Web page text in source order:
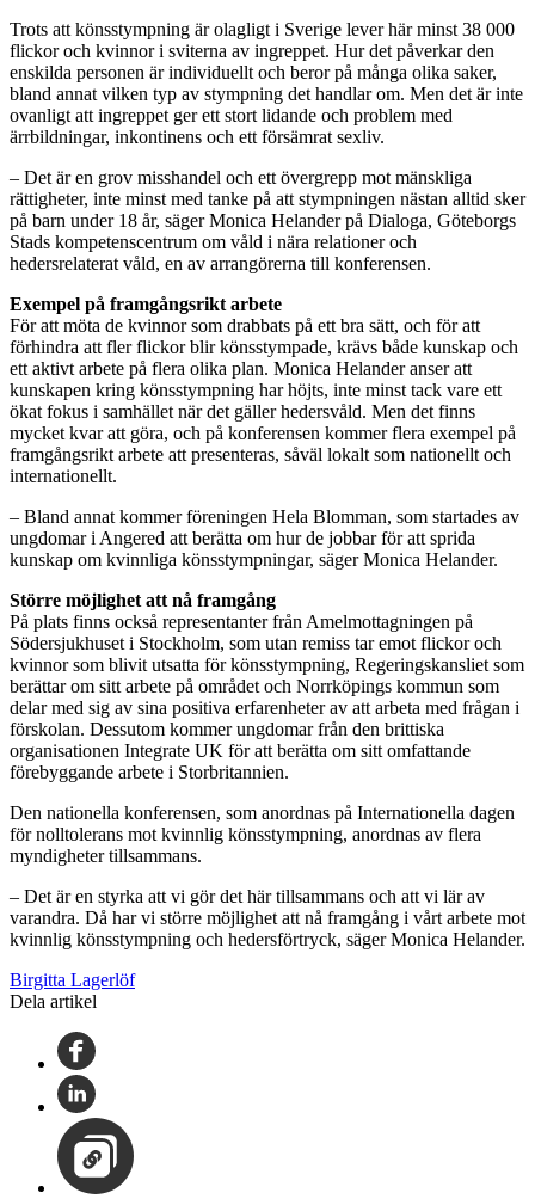
Trots att könsstympning är olagligt i Sverige lever här minst 38 000
flickor och kvinnor i sviterna av ingreppet. Hur det påverkar den
enskilda personen är individuellt och beror på många olika saker,
bland annat vilken typ av stympning det handlar om. Men det är inte
ovanligt att ingreppet ger ett stort lidande och problem med
ärrbildningar, inkontinens och ett försämrat sexliv.
– Det är en grov misshandel och ett övergrepp mot mänskliga
rättigheter, inte minst med tanke på att stympningen nästan alltid sker
på barn under 18 år, säger Monica Helander på Dialoga, Göteborgs
Stads kompetenscentrum om våld i nära relationer och
hedersrelaterat våld, en av arrangörerna till konferensen.
Exempel på framgångsrikt arbete
För att möta de kvinnor som drabbats på ett bra sätt, och för att
förhindra att fler flickor blir könsstympade, krävs både kunskap och
ett aktivt arbete på flera olika plan. Monica Helander anser att
kunskapen kring könsstympning har höjts, inte minst tack vare ett
ökat fokus i samhället när det gäller hedersvåld. Men det finns
mycket kvar att göra, och på konferensen kommer flera exempel på
framgångsrikt arbete att presenteras, såväl lokalt som nationellt och
internationellt.
– Bland annat kommer föreningen Hela Blomman, som startades av
ungdomar i Angered att berätta om hur de jobbar för att sprida
kunskap om kvinnliga könsstympningar, säger Monica Helander.
Större möjlighet att nå framgång
På plats finns också representanter från Amelmottagningen på
Södersjukhuset i Stockholm, som utan remiss tar emot flickor och
kvinnor som blivit utsatta för könsstympning, Regeringskansliet som
berättar om sitt arbete på området och Norrköpings kommun som
delar med sig av sina positiva erfarenheter av att arbeta med frågan i
förskolan. Dessutom kommer ungdomar från den brittiska
organisationen Integrate UK för att berätta om sitt omfattande
förebyggande arbete i Storbritannien.
Den nationella konferensen, som anordnas på Internationella dagen
för nolltolerans mot kvinnlig könsstympning, anordnas av flera
myndigheter tillsammans.
– Det är en styrka att vi gör det här tillsammans och att vi lär av
varandra. Då har vi större möjlighet att nå framgång i vårt arbete mot
kvinnlig könsstympning och hedersförtryck, säger Monica Helander.
Birgitta Lagerlöf
Dela artikel